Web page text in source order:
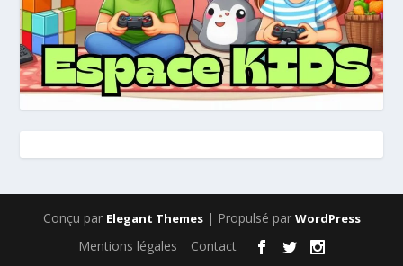
Conçu par Elegant Themes| Propulsé par WordPress
Mentions légales Contact